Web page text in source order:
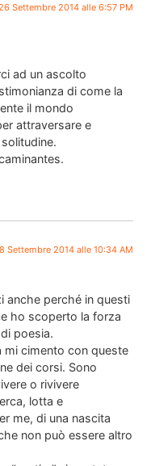
Settembre 2014 alle 6:57 PM
ad un ascolto
di come la
il mondo
attraversare e
Settembre 2014 alle 10:34 AM
anche perché in questi
ho scoperto la forza
poesia.
mi cimento con queste
dei corsi. Sono
o rivivere
lotta e
me, di una nascita
non può essere altro